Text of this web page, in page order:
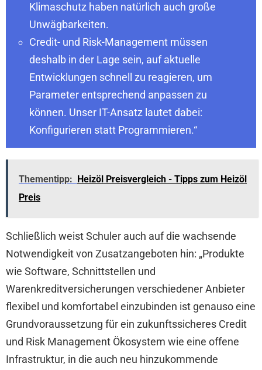
Klimaschutz haben natürlich auch große
Unwägbarkeiten.
Credit- und Risk-Management müssen
deshalb in der Lage sein, auf aktuelle
Entwicklungen schnell zu reagieren, um
Parameter entsprechend anpassen zu
können. Unser IT-Ansatz lautet dabei:
Konfigurieren statt Programmieren.“
Thementipp:
Heizöl Preisvergleich - Tipps zum Heizöl
Preis
Schließlich weist Schuler auch auf die wachsende
Notwendigkeit von Zusatzangeboten hin: „Produkte
wie Software, Schnittstellen und
Warenkreditversicherungen verschiedener Anbieter
flexibel und komfortabel einzubinden ist genauso eine
Grundvoraussetzung für ein zukunftssicheres Credit
und Risk Management Ökosystem wie eine offene
Infrastruktur, in die auch neu hinzukommende